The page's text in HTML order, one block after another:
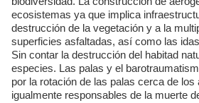
ecosistemas ya que implica
destrucción de la vegetación y a la
superficies asfaltadas, así como las
Sin contar la destrucción del habitad
especies. Las palas y el
por la rotación de las palas cerca de
igualmente responsables de la muerte